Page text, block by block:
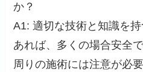
か？
A1: 適切な技術と知識を
あれば、多くの場合安全
周りの施術には注意が必要